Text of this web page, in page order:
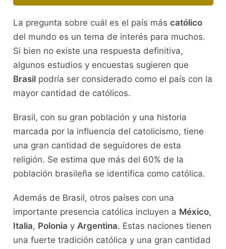
La pregunta sobre cuál es el país más católico
del mundo es un tema de interés para muchos.
Si bien no existe una respuesta definitiva,
algunos estudios y encuestas sugieren que
Brasilpodría ser considerado como el país con la
mayor cantidad de católicos.
Brasil, con su gran población y una historia
marcada por la influencia del catolicismo, tiene
una gran cantidad de seguidores de esta
religión. Se estima que más del 60% de la
población brasileña se identifica como católica.
Además de Brasil, otros países con una
importante presencia católica incluyen a México,
Italia, Polonia y Argentina. Estas naciones tienen
una fuerte tradición católica y una gran cantidad